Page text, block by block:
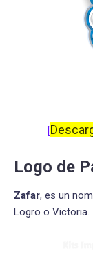
[
Logo de
Zafar, es un
Logro o Victoria.